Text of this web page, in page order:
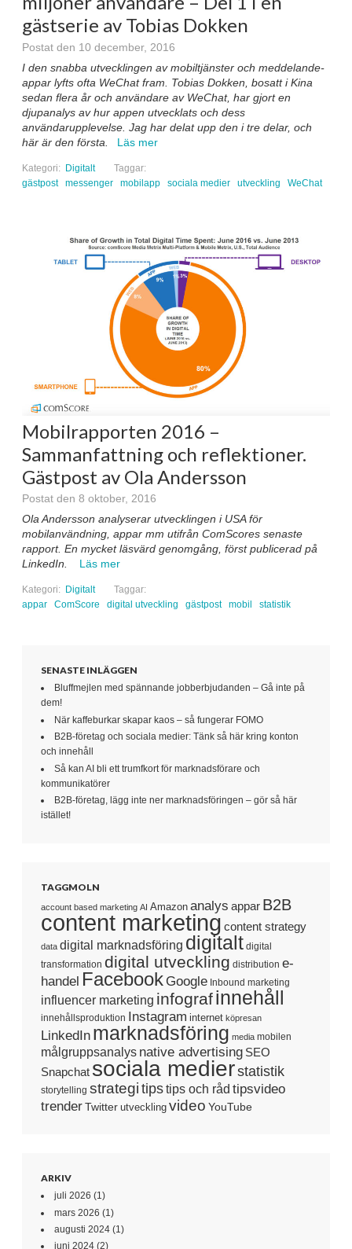
gästserie av Tobias Dokken
Postat den 10 december, 2016
I den snabba utvecklingen av mobiltjänster och meddelande-
appar lyfts ofta WeChat fram. Tobias Dokken, bosatt i Kina
sedan flera år och användare av WeChat, har gjort en
djupanalys av hur appen utvecklats och dess
användarupplevelse. Jag har delat upp den i tre delar, och
här är den första.
Läs mer
Kategori: Digitalt
Taggar:
gästpost
messenger mobilapp sociala medier utveckling WeChat
Mobilrapporten 2016 –
Sammanfattning och reflektioner.
Gästpost av Ola Andersson
Postat den 8 oktober, 2016
Ola Andersson analyserar utvecklingen i USA för
mobilanvändning, appar mm utifrån ComScores senaste
rapport. En mycket läsvärd genomgång, först publicerad på
LinkedIn.
Läs mer
Kategori: Digitalt
Taggar:
appar
ComScore digital utveckling gästpost mobil statistik
SENASTE INLÄGGEN
Bluffmejlen med spännande jobberbjudanden – Gå inte på
dem!
När kaffeburkar skapar kaos – så fungerar FOMO
B2B-företag och sociala medier: Tänk så här kring konton
och innehåll
Så kan AI bli ett trumfkort för marknadsförare och
kommunikatörer
B2B-företag, lägg inte ner marknadsföringen – gör så här
istället!
TAGGMOLN
account based marketing AI Amazon analys appar B2B
content marketing content strategy
data digital marknadsföring digitalt digital
transformation digital utveckling distribution e-
handel Facebook Google Inbound marketing
influencer marketing infografinnehåll
innehållsproduktion Instagram internet köpresan
LinkedIn marknadsföring media mobilen
målgruppsanalys native advertising SEO
Snapchat sociala medierstatistik
storytelling strategi tipstips och råd tipsvideo
trenderTwitter utveckling video YouTube
ARKIV
juli 2026 (1)
mars 2026 (1)
augusti 2024 (1)
juni 2024 (2)